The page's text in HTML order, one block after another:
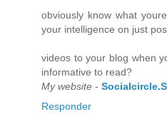
obviously know what
your intelligence on just
videos to your blog when
informative to read?
My website -
Responder